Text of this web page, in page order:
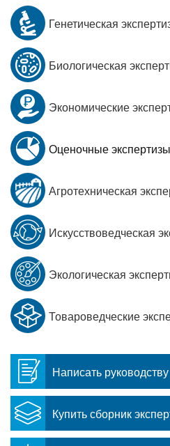
Написать
Купить сборник
Генетическая
Биологическая
Экономические
Оценочные экспертизы
Агротехническая
Искусствоведческая
Экологическая
Товароведческие